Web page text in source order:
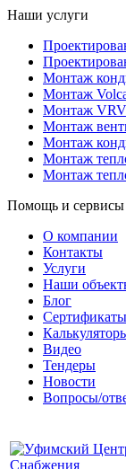
Наши услуги
Монтаж
Монтаж
Монтаж
Монтаж
Монтаж
Монтаж
Монтаж
Помощь и сервисы
О компании
Контакты
Услуги
Наши
Блог
Сертификаты
Видео
Тендеры
Новости
Вопросы/